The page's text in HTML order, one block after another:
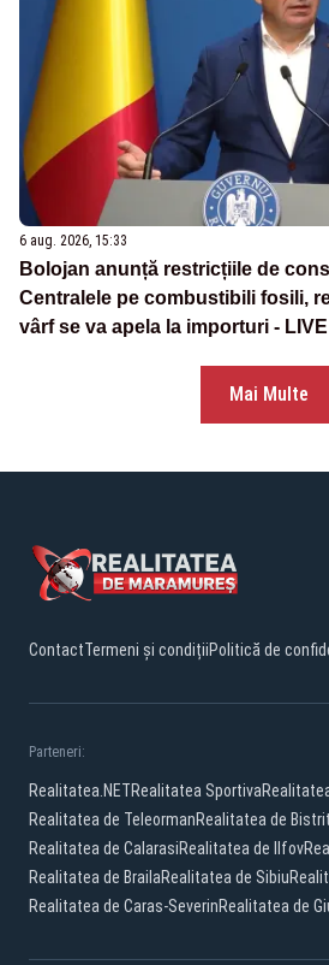
6 aug. 2026, 15:33
Bolojan anunță restricțiile de
Centralele pe combustibili fosili,
vârf se va apela la importuri -
Mai Multe
ContactTermeni și condițiiPolitică de
Parteneri:
Realitatea.NETRealitatea Sportiva
Realitatea de TeleormanRealitatea de
Realitatea de CalarasiRealitatea de Ilfov
Realitatea de BrailaRealitatea de Sibiu
Realitatea de Caras-SeverinRealitatea de